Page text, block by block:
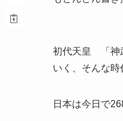
初代天皇 「神
いく、そんな時
日本は今日で